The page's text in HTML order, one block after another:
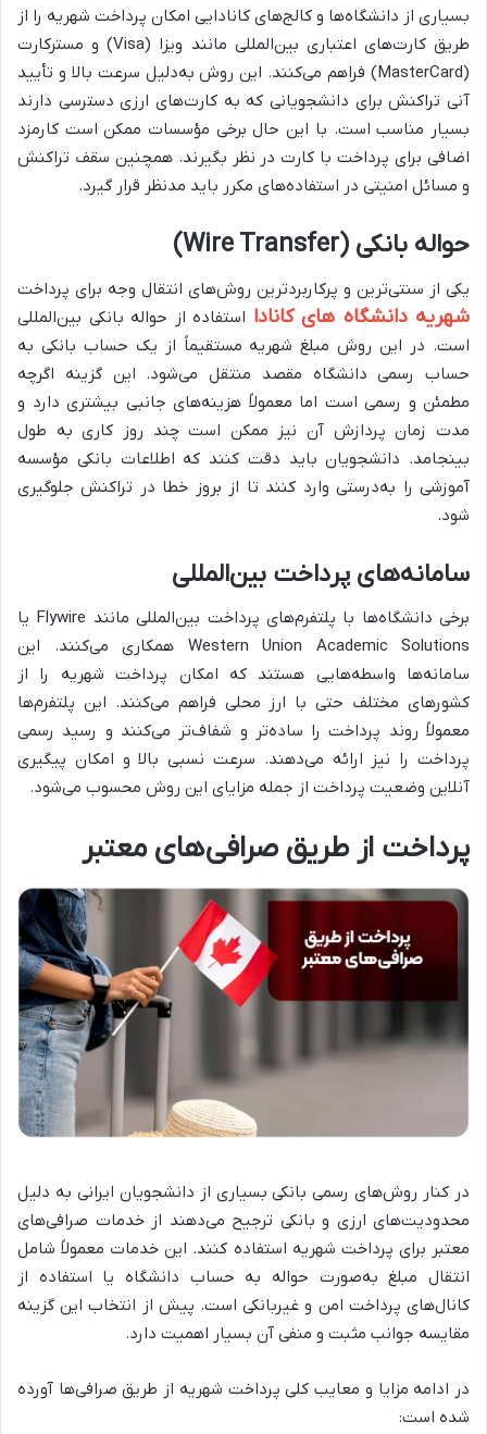
بسیاری از دانشگاه‌ها و کالج‌های کانادایی امکان پرداخت شهریه را از
طریق کارت‌های اعتباری بین‌المللی مانند ویزا (Visa) و مسترکارت
(MasterCard) فراهم می‌کنند. این روش به‌دلیل سرعت بالا و تأیید
آنی تراکنش برای دانشجویانی که به کارت‌های ارزی دسترسی دارند
بسیار مناسب است. با این حال برخی مؤسسات ممکن است کارمزد
اضافی برای پرداخت با کارت در نظر بگیرند. همچنین سقف تراکنش
و مسائل امنیتی در استفاده‌های مکرر باید مدنظر قرار گیرد.
حواله بانکی (Wire Transfer)
یکی از سنتی‌ترین و پرکاربردترین روش‌های انتقال وجه برای پرداخت
شهریه دانشگاه های کانادا استفاده از حواله بانکی بین‌المللی
است. در این روش مبلغ شهریه مستقیماً از یک حساب بانکی به
حساب رسمی دانشگاه مقصد منتقل می‌شود. این گزینه اگرچه
مطمئن و رسمی است اما معمولاً هزینه‌های جانبی بیشتری دارد و
مدت زمان پردازش آن نیز ممکن است چند روز کاری به طول
بینجامد. دانشجویان باید دقت کنند که اطلاعات بانکی مؤسسه
آموزشی را به‌درستی وارد کنند تا از بروز خطا در تراکنش جلوگیری
شود.
سامانه‌های پرداخت بین‌المللی
برخی دانشگاه‌ها با پلتفرم‌های پرداخت بین‌المللی مانند Flywire یا
Western Union Academic Solutions همکاری می‌کنند. این
سامانه‌ها واسطه‌هایی هستند که امکان پرداخت شهریه را از
کشورهای مختلف حتی با ارز محلی فراهم می‌کنند. این پلتفرم‌ها
معمولاً روند پرداخت را ساده‌تر و شفاف‌تر می‌کنند و رسید رسمی
پرداخت را نیز ارائه می‌دهند. سرعت نسبی بالا و امکان پیگیری
آنلاین وضعیت پرداخت از جمله مزایای این روش محسوب می‌شود.
پرداخت از طریق صرافی‌های معتبر
در کنار روش‌های رسمی بانکی بسیاری از دانشجویان ایرانی به دلیل
محدودیت‌های ارزی و بانکی ترجیح می‌دهند از خدمات صرافی‌های
معتبر برای پرداخت شهریه استفاده کنند. این خدمات معمولاً شامل
انتقال مبلغ به‌صورت حواله به حساب دانشگاه یا استفاده از
کانال‌های پرداخت امن و غیربانکی است. پیش از انتخاب این گزینه
مقایسه جوانب مثبت و منفی آن بسیار اهمیت دارد.
در ادامه مزایا و معایب کلی پرداخت شهریه از طریق صرافی‌ها آورده
شده است: